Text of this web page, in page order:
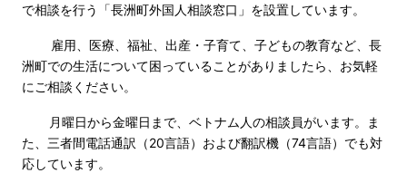
で相談を行う「長洲町外国人相談窓口」を設置しています。
雇用、医療、福祉、出産・子育て、子どもの教育など、長
洲町での生活について困っていることがありましたら、お気軽
にご相談ください。
月曜日から金曜日まで、ベトナム人の相談員がいます。ま
た、三者間電話通訳（20言語）および翻訳機（74言語）でも対
応しています。